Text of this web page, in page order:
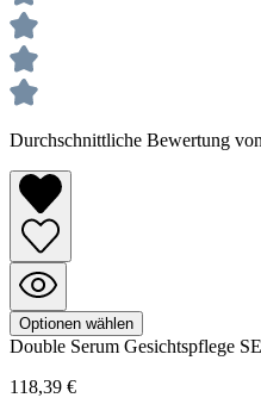
Durchschnittliche Bewertung
Optionen wählen
Double Serum Gesichtspflege
118,39 €